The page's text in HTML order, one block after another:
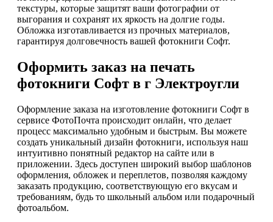
текстуры, которые защитят ваши фотографии от
выгорания и сохранят их яркость на долгие годы.
Обложка изготавливается из прочных материалов,
гарантируя долговечность вашей фотокниги Софт.
Оформить заказ на печать
фотокниги Софт в г Электроугли
Оформление заказа на изготовление фотокниги Софт в
сервисе ФотоПочта происходит онлайн, что делает
процесс максимально удобным и быстрым. Вы можете
создать уникальный дизайн фотокниги, используя наш
интуитивно понятный редактор на сайте или в
приложении. Здесь доступен широкий выбор шаблонов
оформления, обложек и переплетов, позволяя каждому
заказать продукцию, соответствующую его вкусам и
требованиям, будь то школьный альбом или подарочный
фотоальбом.